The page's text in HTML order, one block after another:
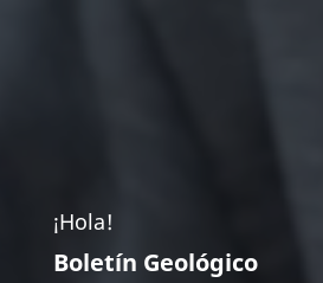
¡Hola!
Boletín Geológico